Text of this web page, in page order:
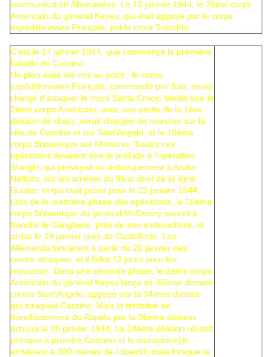
communication Allemandes. Le 15 janvier 1944, le 2ème corps
Américain du général Keyes, qui était appuyé par le corps
expéditionnaire Français, prit le mont Trocchio.
C’est le 17 janvier 1944, que commença la première
bataille de Cassino.
Un plan avait été mis au point : le corps
expéditionnaire Français, commandé par Juin , serait
chargé d’attaquer le mont Santa Croce, tandis que le
2ème corps Américain, avec une partie de la 1ère
division de chars, serait chargée de marcher sur la
ville de Cassino et sur Sant’Angelo, et le 10ème
corps Britannique sur Minturno. Toutes ces
opérations devaient être le prélude à l’opération
Shingle, qui prévoyait un débarquement à Anzio-
Netturo, sur les arrières du flanc droit de la ligne
Gustav, et qui était prévu pour le 22 janvier 1944.
Lors de la première phase des opérations, le 10ème
corps Britannique du général McCreery parvint à
franchir le Garigliano, près de son embouchure, et
arriva le 19 janvier près de Castelforte. Les
Allemands lancèrent à partir du 20 janvier des
contre-attaques, et il fallut 12 jours pour les
repousser. Dans une seconde phase, le 2ème corps
Américain du général Keyes lança sa 36ème division
contre Sant’Angelo, appuyé par la 34ème division
qui attaquait Cassino. Mais la tentative de
franchissement du Rapido par la 36ème division
échoua le 20 janvier 1944. La 34ème division réussit
presque à prendre Cassino et le monastère(ils
arrivèrent à 300 mètres de l’objectif, mais lorsque la